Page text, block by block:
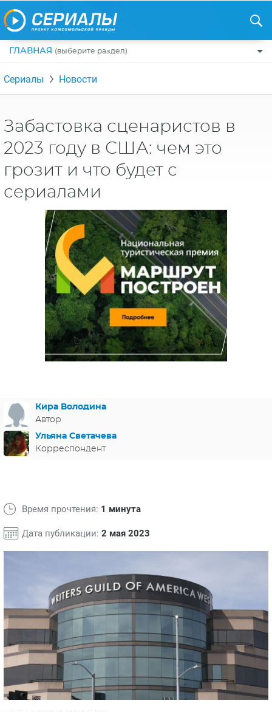
ГЛАВНАЯ (выберите раздел)
ПО ЖАНРАМ
КОМЕДИИ
ДРАМЫ
УЖАСЫ
ДЕТЕКТИВЫ
КРИМИНАЛ
ФАНТАСТИКА
МЕЛОДРАМЫ
США
РОССИЯ
УКРАИНА
ИСПАНИЯ
ФРАНЦИЯ
ГЕРМАНИЯ
РЕЦЕНЗИИ
НА ВЫХОДНЫЕ
НОВОСТИ
ИНТЕРЕСНО
НОВОСТИ ТУРЕЦКИХ СЕРИАЛОВ
АЗИАТСКИЕ СЕРИАЛЫ
ИНТЕРВЬЮ
СВЕТСКИЕ НОВОСТИ
СПОЙЛЕРЫ ИЗ СЕРИАЛОВ
Сериалы Новости
Забастовка сценаристов в
2023 году в США: чем это
грозит и что будет с
сериалами
Кира Володина
Автор
Ульяна Светачева
Корреспондент
Время прочтения: 1 минута
Дата публикации: 2 мая 2023